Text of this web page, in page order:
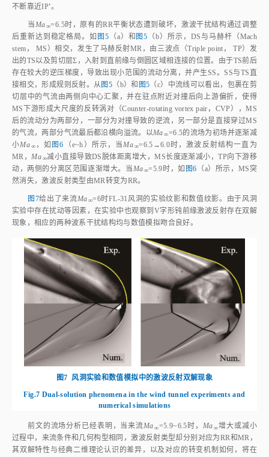
不断靠近IP'。
当 Ma∞=6.5时，原有的RR平衡状态遭到破坏，激波干扰结构通过调整
后重新达到稳定格局。如 图5 （a）和 图5 （b）所示，DS与马赫杆（Mach
stem， MS）相交，发生了马赫反射MR，由三波点（Triple point， TP）发
出的TS以及剪切层Σ，入射到直前缘与倒圆区域相连接的位置。由于TS前后
存在较大的逆压梯度，导致出现小范围的流动分离，并产生SS。SS与TS直
接相交，形成规则反射。从图5 （b）和 图5 （c）中流线可以看出，包裹在剪
切层中的气流由两侧向中心汇聚，并在驻点附近对撞后向上游偏折，使得
MS下游形成大尺度的反转涡对（Counter‑rotating vortex pair，CVP），MS
后的流动分为两部分，一部分为对撞导致的逆流，另一部分是直接穿过MS
的气流，两部分气流最后都沿横向溢流。以Ma ∞=6.5的流场为初场并逐渐减
小Ma∞，如 图6 （e~h）所示，当 Ma∞=6.5→6.0时，激波反射结构一直为
MR， Ma∞减小直接导致DS脱体距离增大，MS长度逐渐减小，TP向下游移
动，两侧的分离区范围逐渐增大。当 Ma∞=5.9时，如 图6 （a）所示，MS突
然消失，激波反射类型由MR转变为RR。
图7给出了来流Ma∞=6时FL‑31风洞的实验纹影和数值纹影。由于风洞
实验中存在扰动等因素，在实验中也观察到V字形钝前缘激波反射存在双解
现象，相应的两种波系干扰结构均与数值模拟吻合良好。
图7 风洞实验和数值模拟中的激波反射双解现象
Fig.7 Dual-solution phenomena in the wind tunnel experiments and
numerical simulations
前文的流场分析已经表明，当来流Ma ∞=5.9~6.5时， Ma ∞增大或减小
过程中，来流条件和几何构型相同，激波反射类型却分别对应为RR和MR，
其双解特性与经典二维理论认识的差异，以及对应的转变机制如何，将在